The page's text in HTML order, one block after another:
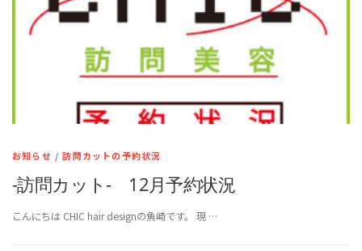
お知らせ /訪問カットの予約状況
-訪問カット- 12月予約状況
こんにちは CHIC hair designの魚崎です。 現 …